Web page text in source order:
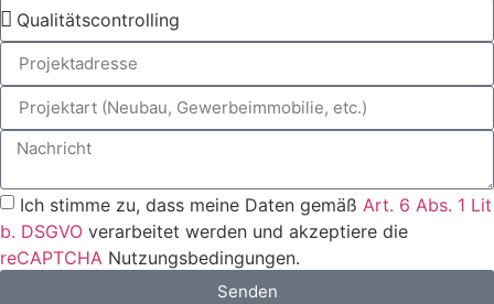
Ich stimme zu, dass meine Daten gemäß Art. 6 Abs. 1 Lit
b. DSGVO verarbeitet werden und akzeptiere die
reCAPTCHA Nutzungsbedingungen.
Senden